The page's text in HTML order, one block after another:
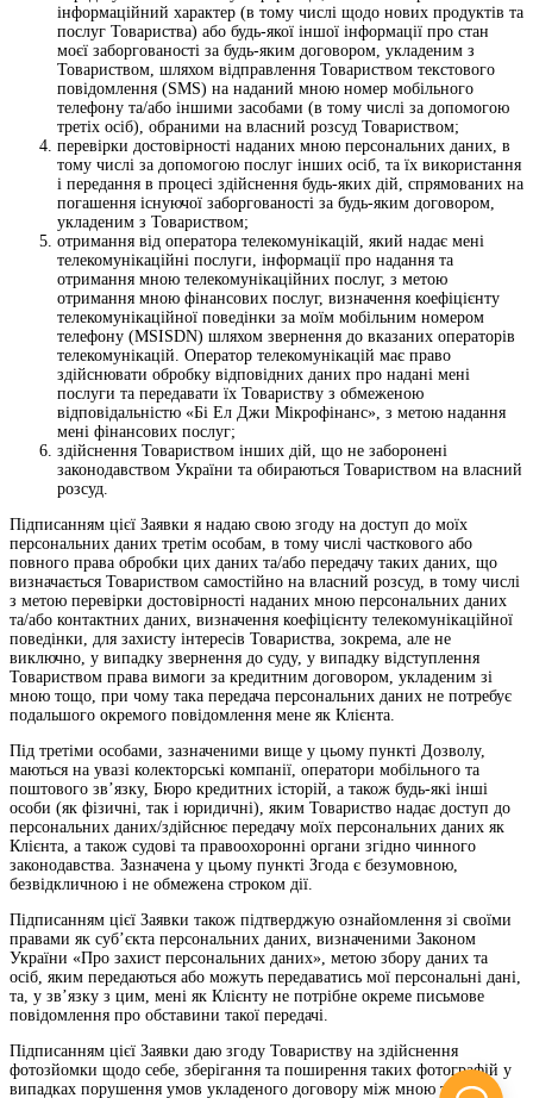
інформаційний характер (в тому числі щодо нових продуктів та
послуг Товариства) або будь-якої іншої інформації про стан
моєї заборгованості за будь-яким договором, укладеним з
Товариством, шляхом відправлення Товариством текстового
повідомлення (SMS) на наданий мною номер мобільного
телефону та/або іншими засобами (в тому числі за допомогою
третіх осіб), обраними на власний розсуд Товариством;
перевірки достовірності наданих мною персональних даних, в
тому числі за допомогою послуг інших осіб, та їх використання
і передання в процесі здійснення будь-яких дій, спрямованих на
погашення існуючої заборгованості за будь-яким договором,
укладеним з Товариством;
отримання від оператора телекомунікацій, який надає мені
телекомунікаційні послуги, інформації про надання та
отримання мною телекомунікаційних послуг, з метою
отримання мною фінансових послуг, визначення коефіцієнту
телекомунікаційної поведінки за моїм мобільним номером
телефону (MSISDN) шляхом звернення до вказаних операторів
телекомунікацій. Оператор телекомунікацій має право
здійснювати обробку відповідних даних про надані мені
послуги та передавати їх Товариству з обмеженою
відповідальністю «Бі Ел Джи Мікрофінанс», з метою надання
мені фінансових послуг;
здійснення Товариством інших дій, що не заборонені
законодавством України та обираються Товариством на власний
розсуд.
Підписанням цієї Заявки я надаю свою згоду на доступ до моїх
персональних даних третім особам, в тому числі часткового або
повного права обробки цих даних та/або передачу таких даних, що
визначається Товариством самостійно на власний розсуд, в тому числі
з метою перевірки достовірності наданих мною персональних даних
та/або контактних даних, визначення коефіцієнту телекомунікаційної
поведінки, для захисту інтересів Товариства, зокрема, але не
виключно, у випадку звернення до суду, у випадку відступлення
Товариством права вимоги за кредитним договором, укладеним зі
мною тощо, при чому така передача персональних даних не потребує
подальшого окремого повідомлення мене як Клієнта.
Під третіми особами, зазначеними вище у цьому пункті Дозволу,
маються на увазі колекторські компанії, оператори мобільного та
поштового зв’язку, Бюро кредитних історій, а також будь-які інші
особи (як фізичні, так і юридичні), яким Товариство надає доступ до
персональних даних/здійснює передачу моїх персональних даних як
Клієнта, а також судові та правоохоронні органи згідно чинного
законодавства. Зазначена у цьому пункті Згода є безумовною,
безвідкличною і не обмежена строком дії.
Підписанням цієї Заявки також підтверджую ознайомлення зі своїми
правами як суб’єкта персональних даних, визначеними Законом
України «Про захист персональних даних», метою збору даних та
осіб, яким передаються або можуть передаватись мої персональні дані,
та, у зв’язку з цим, мені як Клієнту не потрібне окреме письмове
повідомлення про обставини такої передачі.
Підписанням цієї Заявки даю згоду Товариству на здійснення
фотозйомки щодо себе, зберігання та поширення таких фотографій у
випадках порушення умов укладеного договору між мною та